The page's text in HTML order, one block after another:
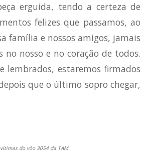
erguida, tendo a certeza de
felizes que passamos, ao
família e nossos amigos, jamais
no nosso e no coração de todos.
lembrados, estaremos firmados
que o último sopro chegar,
do vôo 3054 da TAM.